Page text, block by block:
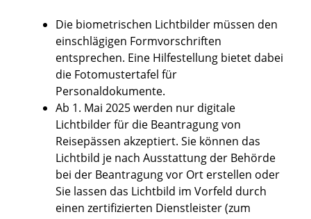
Die biometrischen Lichtbilder müssen den
einschlägigen Formvorschriften
entsprechen. Eine Hilfestellung bietet dabei
die Fotomustertafel für
Personaldokumente.
Ab 1. Mai 2025 werden nur digitale
Lichtbilder für die Beantragung von
Reisepässen akzeptiert. Sie können das
Lichtbild je nach Ausstattung der Behörde
bei der Beantragung vor Ort erstellen oder
Sie lassen das Lichtbild im Vorfeld durch
einen zertifizierten Dienstleister (zum